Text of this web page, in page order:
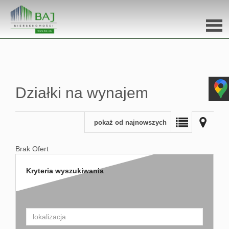
O
Działki na wynajem
pokaż od najnowszych
Brak Ofert
Kryteria wyszukiwania